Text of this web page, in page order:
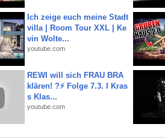
Ich zeige euch meine Stadt
villa | Room Tour XXL | Ke
vin Wolte...
youtube.com
REWI will sich FRAU BRA
klären! ?⚡️ Folge 7.3. I Kras
s Klas...
youtube.com